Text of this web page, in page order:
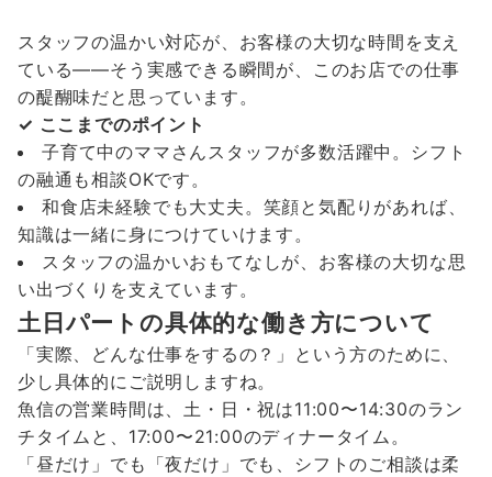
スタッフの温かい対応が、お客様の大切な時間を支え
ている——そう実感できる瞬間が、このお店での仕事
の醍醐味だと思っています。
✓ ここまでのポイント
子育て中のママさんスタッフが多数活躍中。シフト
の融通も相談OKです。
和食店未経験でも大丈夫。笑顔と気配りがあれば、
知識は一緒に身につけていけます。
スタッフの温かいおもてなしが、お客様の大切な思
い出づくりを支えています。
土日パートの具体的な働き方について
「実際、どんな仕事をするの？」という方のために、
少し具体的にご説明しますね。
魚信の営業時間は、土・日・祝は11:00〜14:30のラン
チタイムと、17:00〜21:00のディナータイム。
「昼だけ」でも「夜だけ」でも、シフトのご相談は柔